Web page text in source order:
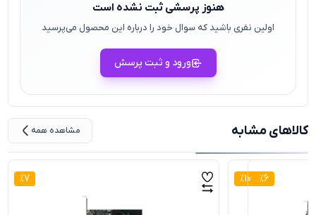
هنوز پرسشی ثبت نشده است
اولین نفری باشید که سوال خود را درباره این محصول می‌پرسید
ورود و ثبت پرسش
کالاهای مشابه مشاهده همه
7
% 10
% 6
%